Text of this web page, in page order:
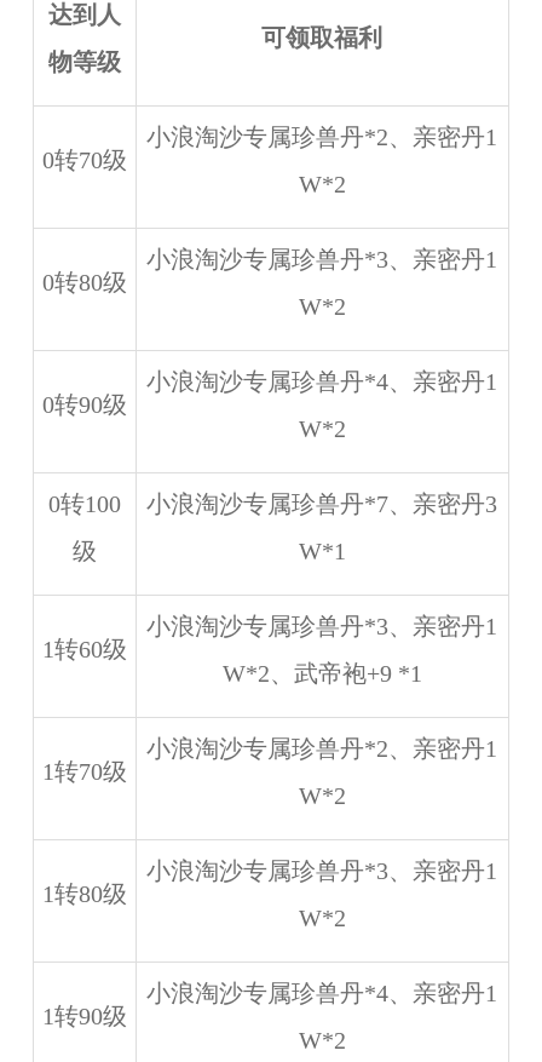
达到人
物等级
可领取福利
0转70级
小浪淘沙专属珍兽丹*2、亲密丹1
W*2
0转80级
小浪淘沙专属珍兽丹*3、亲密丹1
W*2
0转90级
小浪淘沙专属珍兽丹*4、亲密丹1
W*2
0转100
级
小浪淘沙专属珍兽丹*7、亲密丹3
W*1
1转60级
小浪淘沙专属珍兽丹*3、亲密丹1
W*2、武帝袍+9 *1
1转70级
小浪淘沙专属珍兽丹*2、亲密丹1
W*2
1转80级
小浪淘沙专属珍兽丹*3、亲密丹1
W*2
1转90级
小浪淘沙专属珍兽丹*4、亲密丹1
W*2